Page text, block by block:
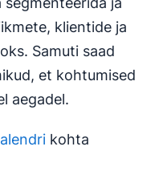
klientide ja
Samuti saad
et kohtumised
aegadel.
kohta